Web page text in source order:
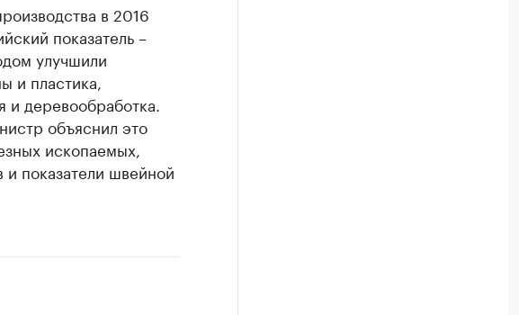
в 2016
показатель –
улучшили
и пластика,
деревообработка.
объяснил это
ископаемых,
показатели швейной